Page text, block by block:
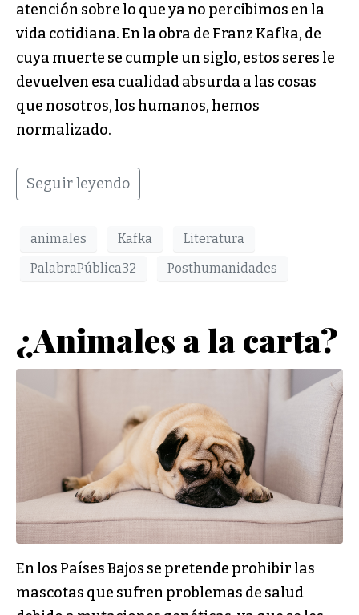
atención sobre lo que ya no percibimos en la
vida cotidiana. En la obra de Franz Kafka, de
cuya muerte se cumple un siglo, estos seres le
devuelven esa cualidad absurda a las cosas
que nosotros, los humanos, hemos
normalizado.
Seguir leyendo
animales Kafka
Literatura
PalabraPública32
Posthumanidades
¿Animales a la carta?
En los Países Bajos se pretende prohibir las
mascotas que sufren problemas de salud